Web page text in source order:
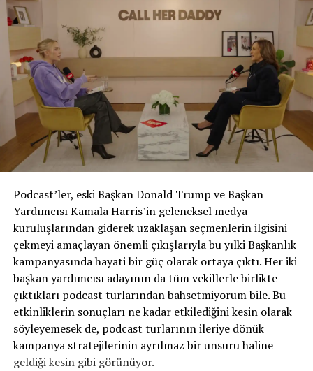
Podcast’ler, eski Başkan Donald Trump ve Başkan
Yardımcısı Kamala Harris’in geleneksel medya
kuruluşlarından giderek uzaklaşan seçmenlerin ilgisini
çekmeyi amaçlayan önemli çıkışlarıyla bu yılki Başkanlık
kampanyasında hayati bir güç olarak ortaya çıktı. Her iki
başkan yardımcısı adayının da tüm vekillerle birlikte
çıktıkları podcast turlarından bahsetmiyorum bile. Bu
etkinliklerin sonuçları ne kadar etkilediğini kesin olarak
söyleyemesek de, podcast turlarının ileriye dönük
kampanya stratejilerinin ayrılmaz bir unsuru haline
geldiği kesin gibi görünüyor.